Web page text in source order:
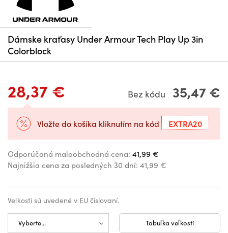
Dámske kraťasy Under Armour Tech Play Up 3in
Colorblock
28,37 € Bez kódu 35,47 €
Vložte do košíka kliknutím na kód EXTRA20
Odporúčaná maloobchodná cena: 41,99 €
Najnižšia cena za posledných 30 dní: 41,99 €
Veľkosti sú uvedené v EU číslovaní.
Tabuľka veľkostí